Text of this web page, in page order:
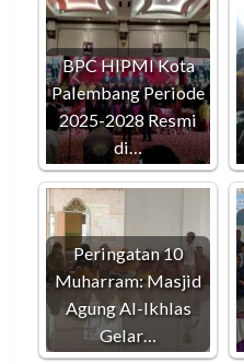
BPC HIPMI Kota
Palembang Periode
2025-2028 Resmi
di…
Peringatan 10
Muharram: Masjid
Agung Al-Ikhlas
Gelar…